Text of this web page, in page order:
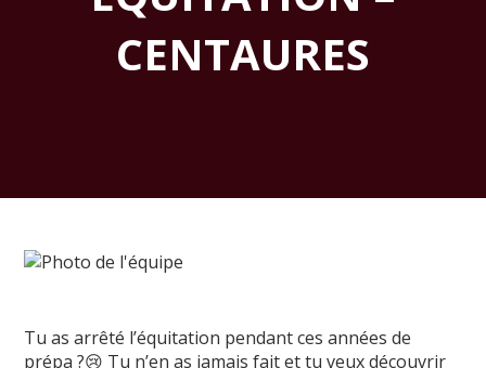
CENTAURES
Tu as arrêté l’équitation pendant ces années de
prépa ?😢 Tu n’en as jamais fait et tu veux découvrir